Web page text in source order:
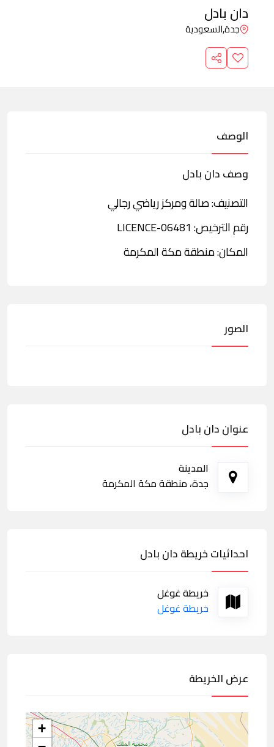
دان بادل
جدة,السعودية
الوصف
وصف دان بادل
التصنيف: صالة ومركز رياضي رجالي
رقم الترخيص: LICENCE-06481
المكان: منطقة مكة المكرمة
الصور
عنوان دان بادل
المدينة
جدة، منطقة مكة المكرمة
احداثيات خريطة دان بادل
خريطة غوغل
خريطة غوغل
عرض الخريطة
+